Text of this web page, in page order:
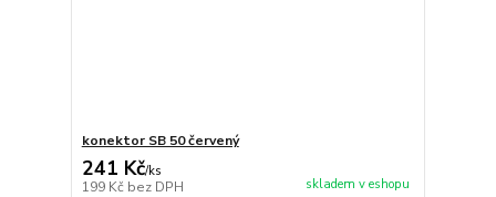
konektor SB 50 červený
241 Kč/ks
199 Kč bez DPH skladem v eshopu